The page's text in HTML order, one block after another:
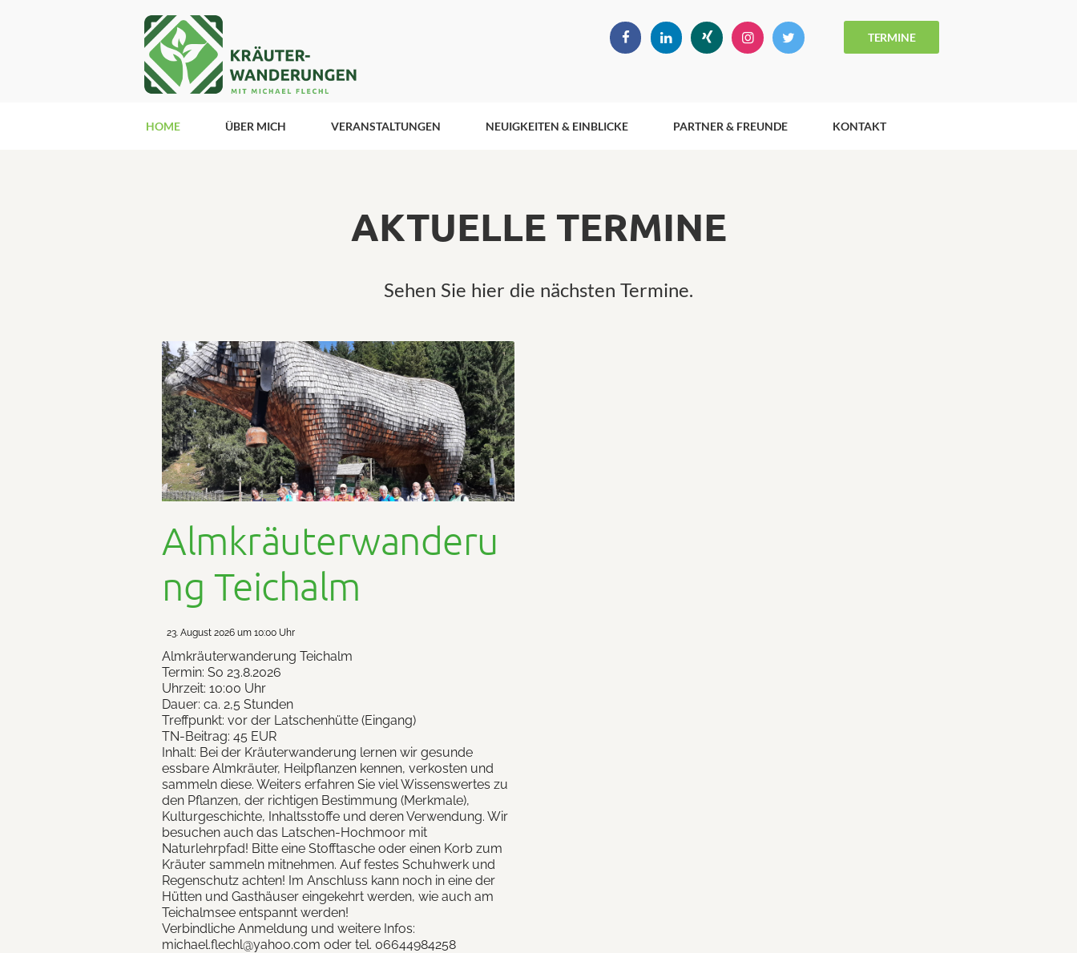
TERMINE
HOME ÜBER MICH VERANSTALTUNGEN NEUIGKEITEN & EINBLICKE PARTNER & FREUNDE KONTAKT
AKTUELLE TERMINE
Sehen Sie hier die nächsten Termine.
Almkräuterwanderu
ng Teichalm
23. August 2026 um 10:00 Uhr
Almkräuterwanderung Teichalm
Termin: So 23.8.2026
Uhrzeit: 10:00 Uhr
Dauer: ca. 2,5 Stunden
Treffpunkt: vor der Latschenhütte (Eingang)
TN-Beitrag: 45 EUR
Inhalt: Bei der Kräuterwanderung lernen wir gesunde
essbare Almkräuter, Heilpflanzen kennen, verkosten und
sammeln diese. Weiters erfahren Sie viel Wissenswertes zu
den Pflanzen, der richtigen Bestimmung (Merkmale),
Kulturgeschichte, Inhaltsstoffe und deren Verwendung. Wir
besuchen auch das Latschen-Hochmoor mit
Naturlehrpfad! Bitte eine Stofftasche oder einen Korb zum
Kräuter sammeln mitnehmen. Auf festes Schuhwerk und
Regenschutz achten! Im Anschluss kann noch in eine der
Hütten und Gasthäuser eingekehrt werden, wie auch am
Teichalmsee entspannt werden!
Verbindliche Anmeldung und weitere Infos:
michael.flechl@yahoo.com oder tel. 06644984258